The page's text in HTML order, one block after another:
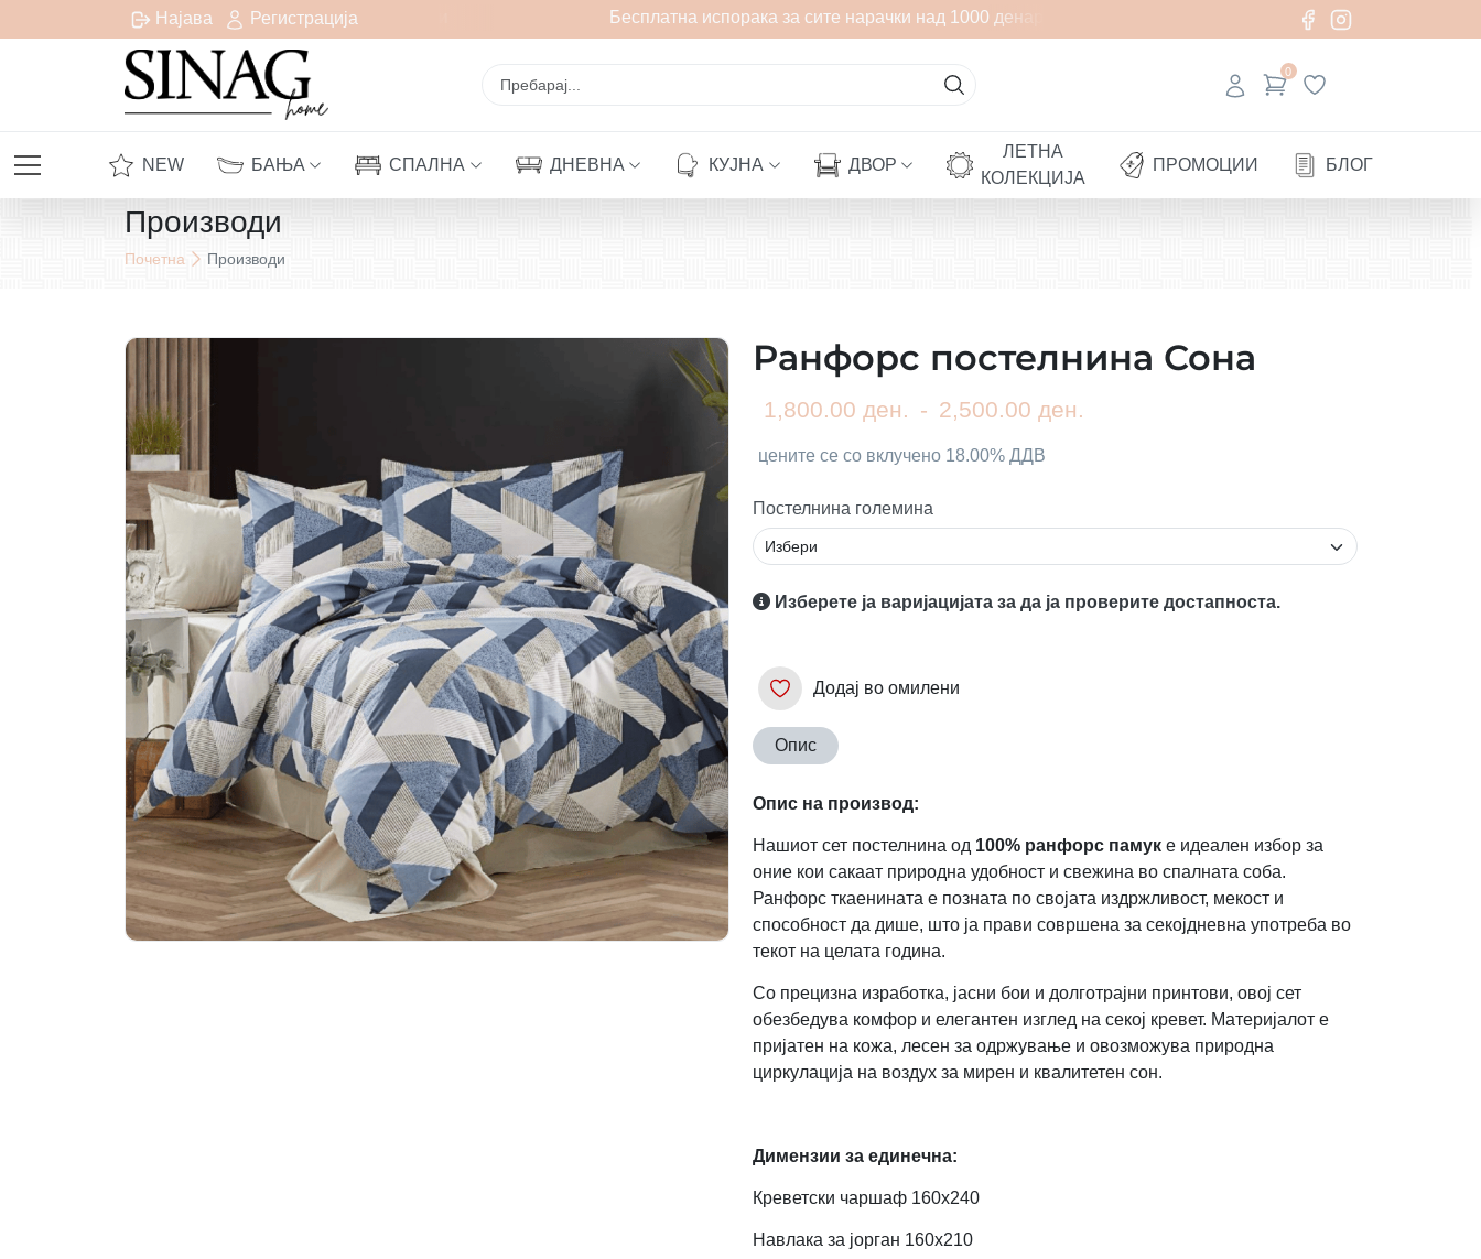
Најава Регистрација
испорака за сите нарачки над 1000 денари Бесплатна испорака за сите нарачки над 1000 денари
0
NEW БАЊА СПАЛНА ДНЕВНА КУЈНА ДВОР
ЛЕТНА
КОЛЕКЦИЈА
ПРОМОЦИИ БЛОГ
Производи
Почетна Производи
Ранфорс постелнина Сона
1,800.00 ден. - 2,500.00 ден.
цените се со вклучено 18.00% ДДВ
Постелнина големина
Изберете ја варијацијата за да ја проверите достапноста.
Додај во омилени
Опис
Опис на производ:
Нашиот сет постелнина од 100% ранфорс памуке идеален избор за
оние кои сакаат природна удобност и свежина во спалната соба.
Ранфорс ткаенината е позната по својата издржливост, мекост и
способност да дише, што ја прави совршена за секојдневна употреба во
текот на целата година.
Со прецизна изработка, јасни бои и долготрајни принтови, овој сет
обезбедува комфор и елегантен изглед на секој кревет. Материјалот е
пријатен на кожа, лесен за одржување и овозможува природна
циркулација на воздух за мирен и квалитетен сон.
Димензии за единечна:
Креветски чаршаф 160х240
Навлака за јорган 160х210